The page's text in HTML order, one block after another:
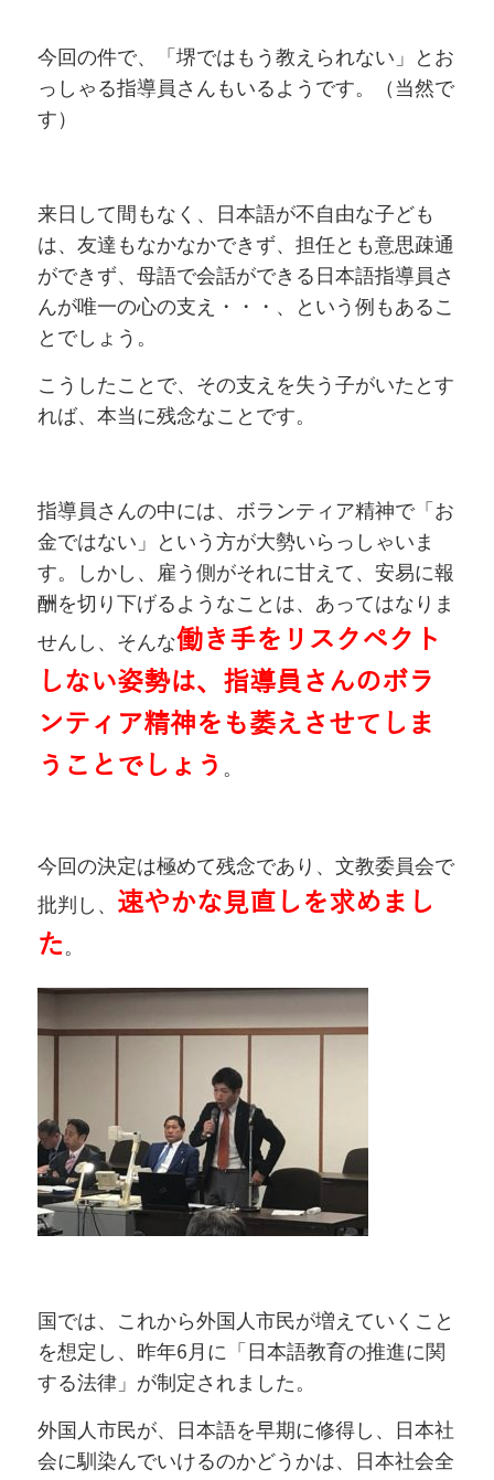
今回の件で、「堺ではもう教えられない」とお
っしゃる指導員さんもいるようです。（当然で
す）
来日して間もなく、日本語が不自由な子ども
は、友達もなかなかできず、担任とも意思疎通
ができず、母語で会話ができる日本語指導員さ
んが唯一の心の支え・・・、という例もあるこ
とでしょう。
こうしたことで、その支えを失う子がいたとす
れば、本当に残念なことです。
指導員さんの中には、ボランティア精神で「お
金ではない」という方が大勢いらっしゃいま
す。しかし、雇う側がそれに甘えて、安易に報
酬を切り下げるようなことは、あってはなりま
せんし、そんな働き手をリスクペクト
しない姿勢は、指導員さんのボラ
ンティア精神をも萎えさせてしま
うことでしょう 。
今回の決定は極めて残念であり、文教委員会で
批判し、 速やかな見直しを求めまし
た。
国では、これから外国人市民が増えていくこと
を想定し、昨年6 月に「日本語教育の推進に関
する法律」が制定されました。
外国人市民が、日本語を早期に修得し、日本社
会に馴染んでいけるのかどうかは、日本社会全